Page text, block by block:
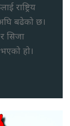
राष्ट्रिय
अघि बढेको छ।
सिजा
हो।